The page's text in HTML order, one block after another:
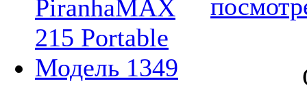
PiranhaMAX
215 Portable
Модель 1349